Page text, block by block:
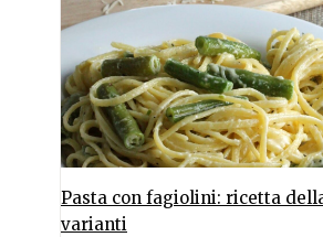
Pasta con fagiolini: ricetta
varianti